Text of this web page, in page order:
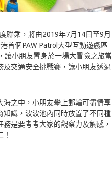
聯乘，將由2019年7月14日至9月
首個PAW Patrol大型互動遊戲區
讓小朋友置身於一場大冒險之旅當
交通安全挑戰賽，讓小朋友透過
之中，小朋友攀上郵輪可盡情享
識，波波池內同時放置了不同種
是要考考大家的觀察力及觸感，